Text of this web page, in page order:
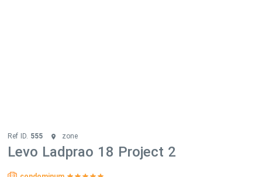
Ref ID. 555 zone
Levo Ladprao 18 Project 2